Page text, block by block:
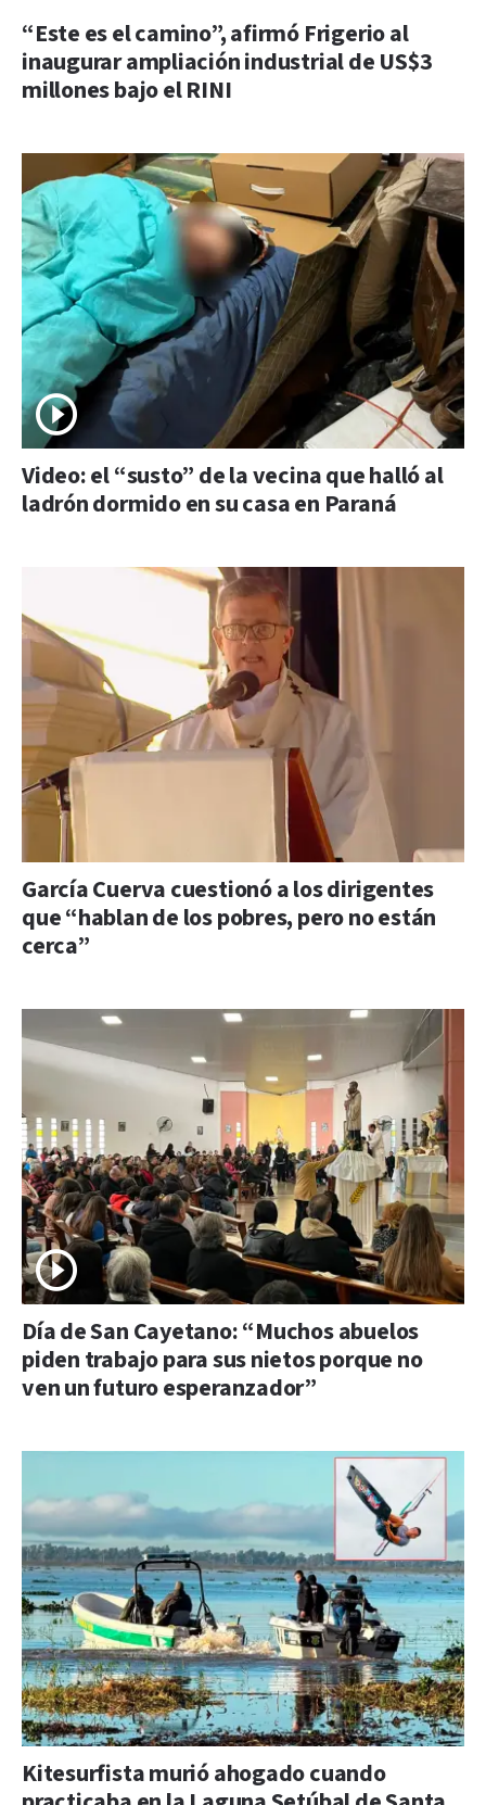
“Este es el camino”, afirmó Frigerio al
inaugurar ampliación industrial de US$3
millones bajo el RINI
Video: el “susto” de la vecina que halló al
ladrón dormido en su casa en Paraná
García Cuerva cuestionó a los dirigentes
que “hablan de los pobres, pero no están
cerca”
Día de San Cayetano: “Muchos abuelos
piden trabajo para sus nietos porque no
ven un futuro esperanzador”
Kitesurfista murió ahogado cuando